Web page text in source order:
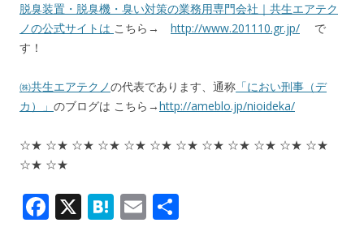
脱臭装置・脱臭機・臭い対策の業務用専門会社｜共生エアテク
ノの公式サイトは こちら→ http://www.201110.gr.jp/ で
す！
㈱共生エアテクノの代表であります、通称 「におい刑事（デ
カ）」 のブログは こちら→http://ameblo.jp/nioideka/
☆★ ☆★ ☆★ ☆★ ☆★ ☆★ ☆★ ☆★ ☆★ ☆★ ☆★ ☆★
☆★ ☆★
F X H E